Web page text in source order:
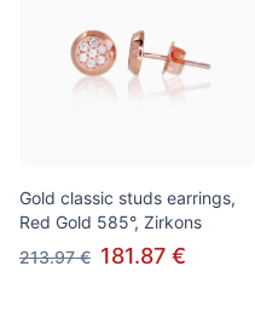
Gold classic studs earrings,
Red Gold 585°, Zirkons
213.97 € 181.87 €